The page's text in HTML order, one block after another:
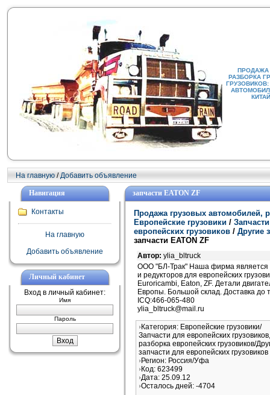
ПРОДАЖА
РАЗБОРКА
На главную /Добавить объявление
Навигация
Контакты
На главную
Добавить объявление
Личный кабинет
Вход в личный кабинет:
Имя
Пароль
запчасти EATON ZF
Продажа грузовых автомобилей,
Европейские грузовики /
европейских грузовиков / Другие
запчасти EATON ZF
Автор: ylia_bltruck
ООО "БЛ-Трак" Наша фирма является
и редукторов для европейских
Euroricambi, Eaton, ZF. Детали
Европы. Большой склад. Доставка до
ICQ:466-065-480
ylia_bltruck@mail.ru
Категория: Европейские грузовики/
Запчасти для европейских грузовиков,
разборка европейских грузовиков/
запчасти для европейских грузовиков
Регион: Россия/Уфа
Код: 623499
Дата: 25.09.12
Осталось дней: -4704